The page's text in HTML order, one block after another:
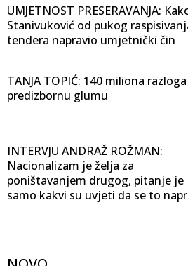
UMJETNOST PRESERAVANJA:
Stanivuković od pukog
tendera napravio umjetnički čin
TANJA TOPIĆ: 140 miliona
predizbornu glumu
INTERVJU ANDRAŽ ROŽMAN:
Nacionalizam je želja za
poništavanjem drugog, pitanje je
samo kakvi su uvjeti da se to